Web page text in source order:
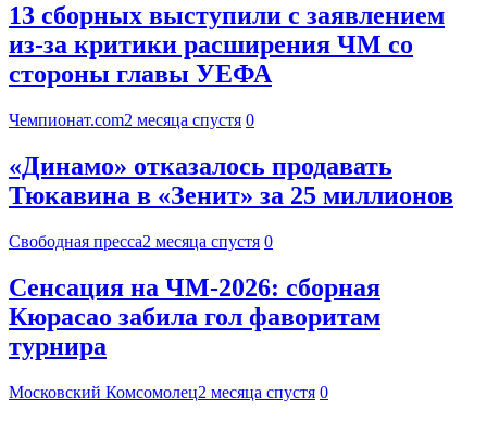
13 сборных выступили с заявлением
из-за критики расширения ЧМ со
стороны главы УЕФА
Чемпионат.com2 месяца спустя 0
«Динамо» отказалось продавать
Тюкавина в «Зенит» за 25 миллионов
Свободная пресса2 месяца спустя 0
Сенсация на ЧМ-2026: сборная
Кюрасао забила гол фаворитам
турнира
Московский Комсомолец2 месяца спустя 0